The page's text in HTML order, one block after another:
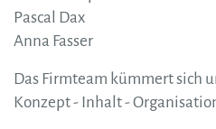
Pascal Dax
Anna Fasser
Das Firmteam kümmert sich
Konzept - Inhalt -